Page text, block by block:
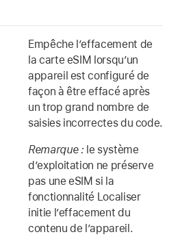
Empêche lʼeffacement de
la carte eSIM lorsquʼun
appareil est configuré de
façon à être effacé après
un trop grand nombre de
saisies incorrectes du code.
Remarque : le système
d’exploitation ne préserve
pas une eSIM si la
fonctionnalité Localiser
initie l’effacement du
contenu de l’appareil.